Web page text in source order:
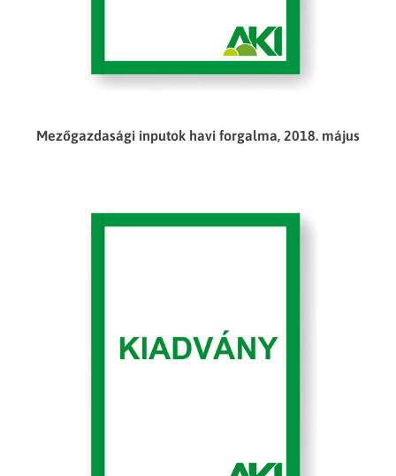
Mezőgazdasági inputok havi forgalma, 2018. május